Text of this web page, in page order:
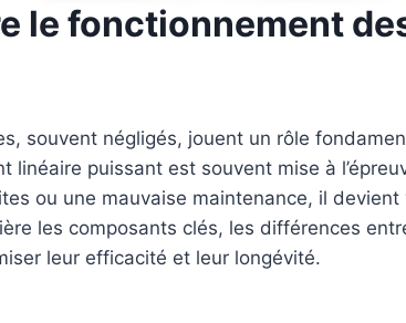
le fonctionnement
souvent négligés, jouent un rôle
linéaire puissant est souvent mise à
ou une mauvaise maintenance, il
les composants clés, les différences
leur efficacité et leur longévité.